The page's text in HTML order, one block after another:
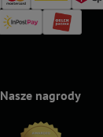
Nasze nagrody